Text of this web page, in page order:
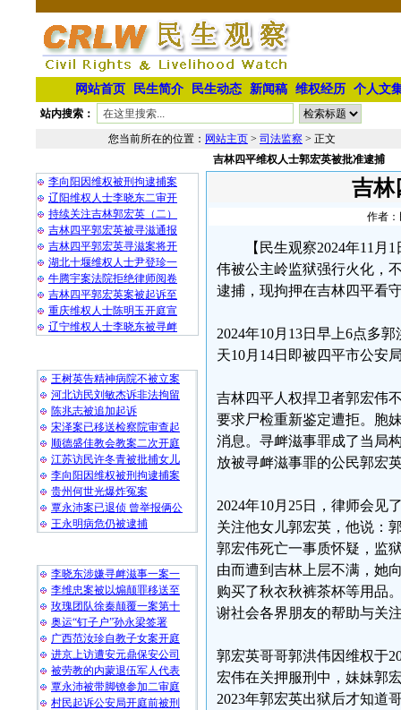
网站首页 民生简介 民生动态 新闻稿 维权经历 个人文
站内搜索：
您当前所在的位置： 网站主页 > 司法监察 > 正文
李向阳因维权被刑拘逮捕案
辽阳维权人士李晓东二审开
持续关注吉林郭宏英（二）
吉林四平郭宏英被寻滋通报
吉林四平郭宏英寻滋案将开
湖北十堰维权人士尹登珍一
牛腾宇案法院拒绝律师阅卷
吉林四平郭宏英案被起诉至
重庆维权人士陈明玉开庭宣
辽宁维权人士李晓东被寻衅
王树英告精神病院不被立案
河北访民刘敏杰诉非法拘留
陈兆志被追加起诉
宋泽案已移送检察院审查起
顺德盛佳教会教案二次开庭
江苏访民许冬青被批捕女儿
李向阳因维权被刑拘逮捕案
贵州何世光爆炸冤案
覃永沛案已退侦 曾举报俩公
王永明病危仍被逮捕
李晓东涉嫌寻衅滋事一案一
李维忠案被以煽颠罪移送至
玫瑰团队徐秦颠覆一案第十
奥运“钉子户”孙永梁签署
广西范汝珍自教子女案开庭
进京上访遭安元鼎保安公司
被劳教的内蒙退伍军人代表
覃永沛被带脚镣参加二审庭
村民起诉公安局开庭前被刑
吉林四平维权人士郭宏英被批准逮捕
吉林
作者：
【民生观察2024年11
伟被公主岭监狱强行火化，
逮捕，现拘押在吉林四平看
2024年10月13日早上6点多
天10月14日即被四平市公安
吉林四平人权捍卫者郭宏伟
要求尸检重新鉴定遭拒。胞
消息。寻衅滋事罪成了当局
放被寻衅滋事罪的公民郭宏
2024年10月25日，律师会见
关注他女儿郭宏英，他说：
郭宏伟死亡一事质怀疑，监
由而遭到吉林上层不满，她
购买了秋衣秋裤茶杯等用品
谢社会各界朋友的帮助与关
郭宏英哥哥郭洪伟因维权于
宏伟在关押服刑中，妹妹郭
2023年郭宏英出狱后才知道